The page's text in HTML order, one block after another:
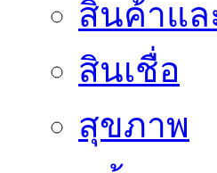
สินค้าแล
สินเชื่อ
สุขภาพ